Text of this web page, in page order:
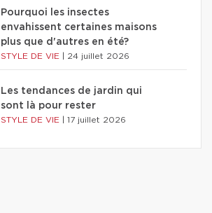
Pourquoi les insectes
envahissent certaines maisons
plus que d'autres en été?
STYLE DE VIE 24 juillet 2026
Les tendances de jardin qui
sont là pour rester
STYLE DE VIE 17 juillet 2026